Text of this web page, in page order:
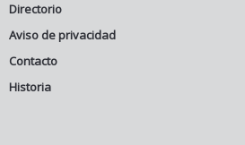
Directorio
Aviso de privacidad
Contacto
Historia